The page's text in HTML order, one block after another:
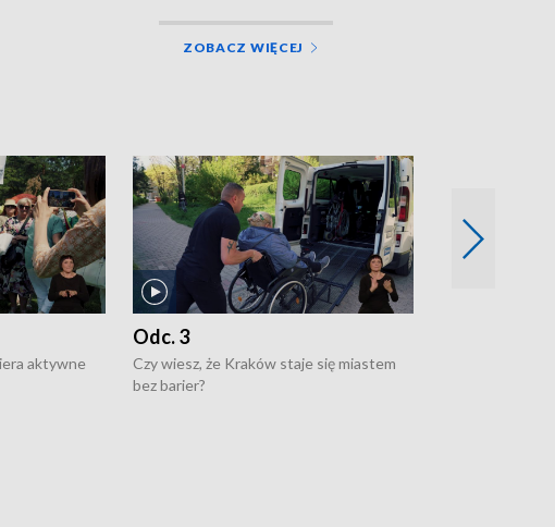
ZOBACZ WIĘCEJ
aktywne
Odc. 3
Czy wiesz, że Kraków staje się miastem
bez barier?